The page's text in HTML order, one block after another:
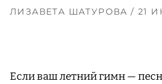
ЛИЗАВЕТА ШАТУРОВА/ 21
Если ваш летний гимн —